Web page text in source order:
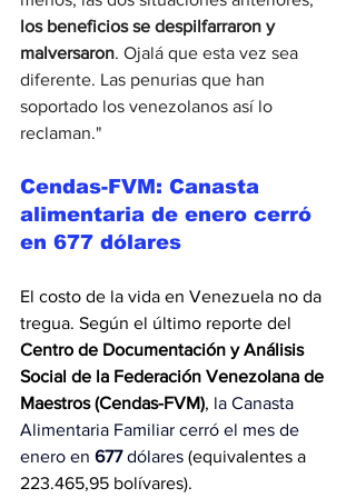
los beneficios se despilfarraron y
malversaron. Ojalá que esta vez sea
diferente. Las penurias que han
soportado los venezolanos así lo
reclaman."
Cendas-FVM: Canasta
alimentaria de enero cerró
en 677 dólares
El costo de la vida en Venezuela no da
tregua. Según el último reporte del
Centro de Documentación y Análisis
Social de la Federación Venezolana de
Maestros (Cendas-FVM), la Canasta
Alimentaria Familiar cerró el mes de
enero en 677 dólares (equivalentes a
223.465,95 bolívares).